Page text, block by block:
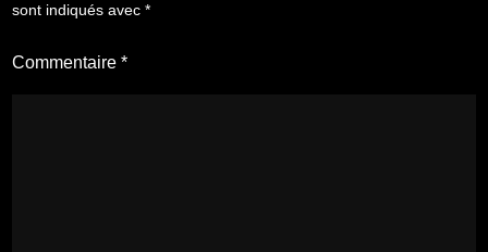
sont indiqués avec*
Commentaire*